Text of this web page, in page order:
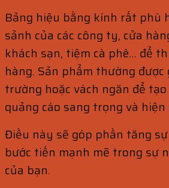
Bảng hiệu bằng kính rất phù
sảnh của các công ty, cửa
khách sạn, tiệm cà phê… để
hàng. Sản phẩm thường được
trường hoặc vách ngăn để
quảng cáo sang trọng và hiện
Điều này sẽ góp phần tăng
bước tiến mạnh mẽ trong sự
của bạn.